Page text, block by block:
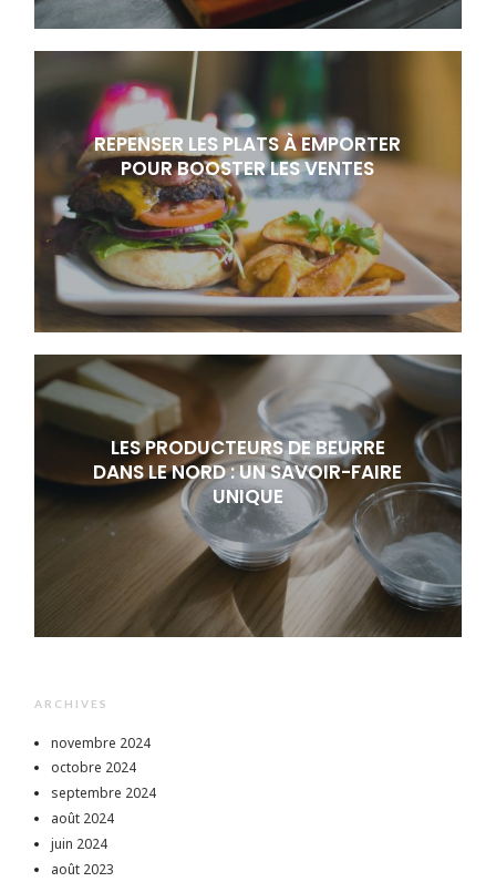
REPENSER LES PLATS À EMPORTER
POUR BOOSTER LES VENTES
LES PRODUCTEURS DE BEURRE
DANS LE NORD : UN SAVOIR-FAIRE
UNIQUE
ARCHIVES
novembre 2024
octobre 2024
septembre 2024
août 2024
juin 2024
août 2023